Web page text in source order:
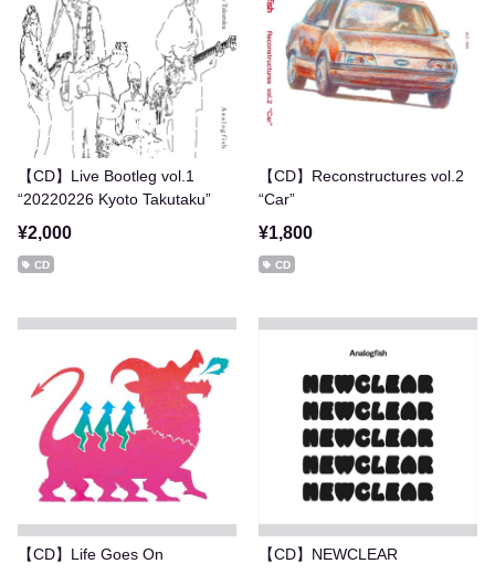
【CD】Live Bootleg vol.1
“20220226 Kyoto Takutaku”
¥2,000
CD
【CD】Reconstructures vol.2
“Car”
¥1,800
CD
【CD】Life Goes On 【CD】NEWCLEAR